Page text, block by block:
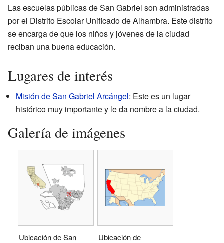
Las escuelas públicas de San Gabriel son administradas
por el Distrito Escolar Unificado de Alhambra. Este distrito
se encarga de que los niños y jóvenes de la ciudad
reciban una buena educación.
Lugares de interés
Misión de San Gabriel Arcángel: Este es un lugar
histórico muy importante y le da nombre a la ciudad.
Galería de imágenes
Ubicación de San
Ubicación de